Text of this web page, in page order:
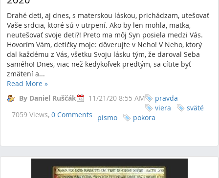
Drahé deti, aj dnes, s materskou láskou, prichádzam, utešovať
Vaše srdcia, ktoré sú v utrpení. Ako by len mohla, matka,
neutešovať svoje deti?! Preto ma môj Syn posiela medzi Vás.
Hovorím Vám, detičky moje: dôverujte v Neho! V Neho, ktorý
dal každému z Vás, všetku Svoju lásku tým, že daroval Seba
samého! Dnes, viac než kedykoľvek predtým, sa cítite byť
zmätení a...
Read More »
By Daniel Ruščák
11/21/20 8:55 AM
7059 Views, 0 Comments
pravda
viera
sväté
písmo
pokora